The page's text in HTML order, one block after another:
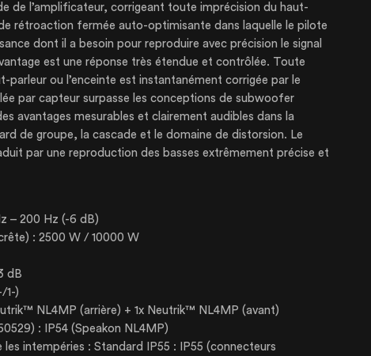
À LOUER
À VENDRE
20121
de l’amplificateur, corrigeant toute imprécision du haut-
de rétroaction fermée auto-optimisante dans laquelle le pilote
dont il a besoin pour reproduire avec précision le signal
est une réponse très étendue et contrôlée. Toute
parleur ou l’enceinte est instantanément corrigée par le
par capteur surpasse les conceptions de subwoofer
avantages mesurables et clairement audibles dans la
de groupe, la cascade et le domaine de distorsion. Le
par une reproduction des basses extrêmement précise et
– 200 Hz (-6 dB)
: 2500 W / 10000 W
dB
1-)
NL4MP (arrière) + 1x Neutrik™ NL4MP (avant)
: IP54 (Speakon NL4MP)
intempéries : Standard IP55 : IP55 (connecteurs